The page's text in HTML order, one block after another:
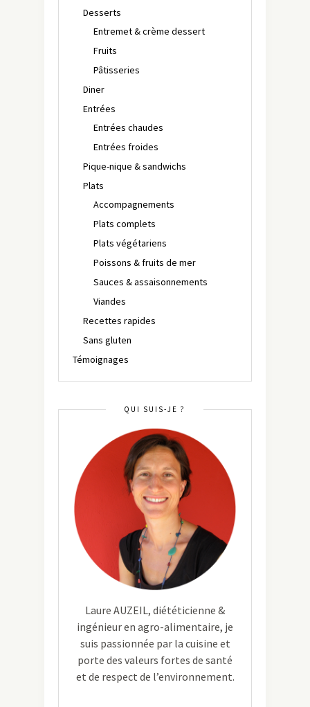
Desserts
Entremet & crème dessert
Fruits
Pâtisseries
Diner
Entrées
Entrées chaudes
Entrées froides
Pique-nique & sandwichs
Plats
Accompagnements
Plats complets
Plats végétariens
Poissons & fruits de mer
Sauces & assaisonnements
Viandes
Recettes rapides
Sans gluten
Témoignages
QUI SUIS-JE ?
Laure AUZEIL, diététicienne &
ingénieur en agro-alimentaire, je
suis passionnée par la cuisine et
porte des valeurs fortes de santé
et de respect de l’environnement.